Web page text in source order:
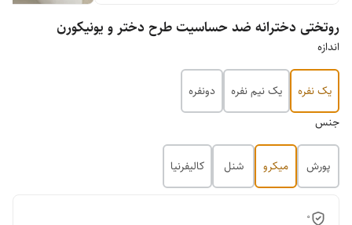
روتختی دخترانه ضد حساسیت طرح دختر و یونیکورن
اندازه
یک نفره یک نیم نفره
دونفره
جنس
پورش میکرو شنل کالیفرنیا
0